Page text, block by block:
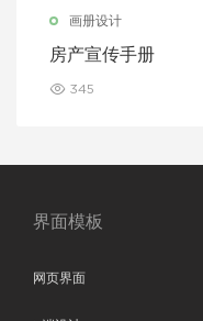
画册设计
房产宣传手册
345
界面模板
网页界面